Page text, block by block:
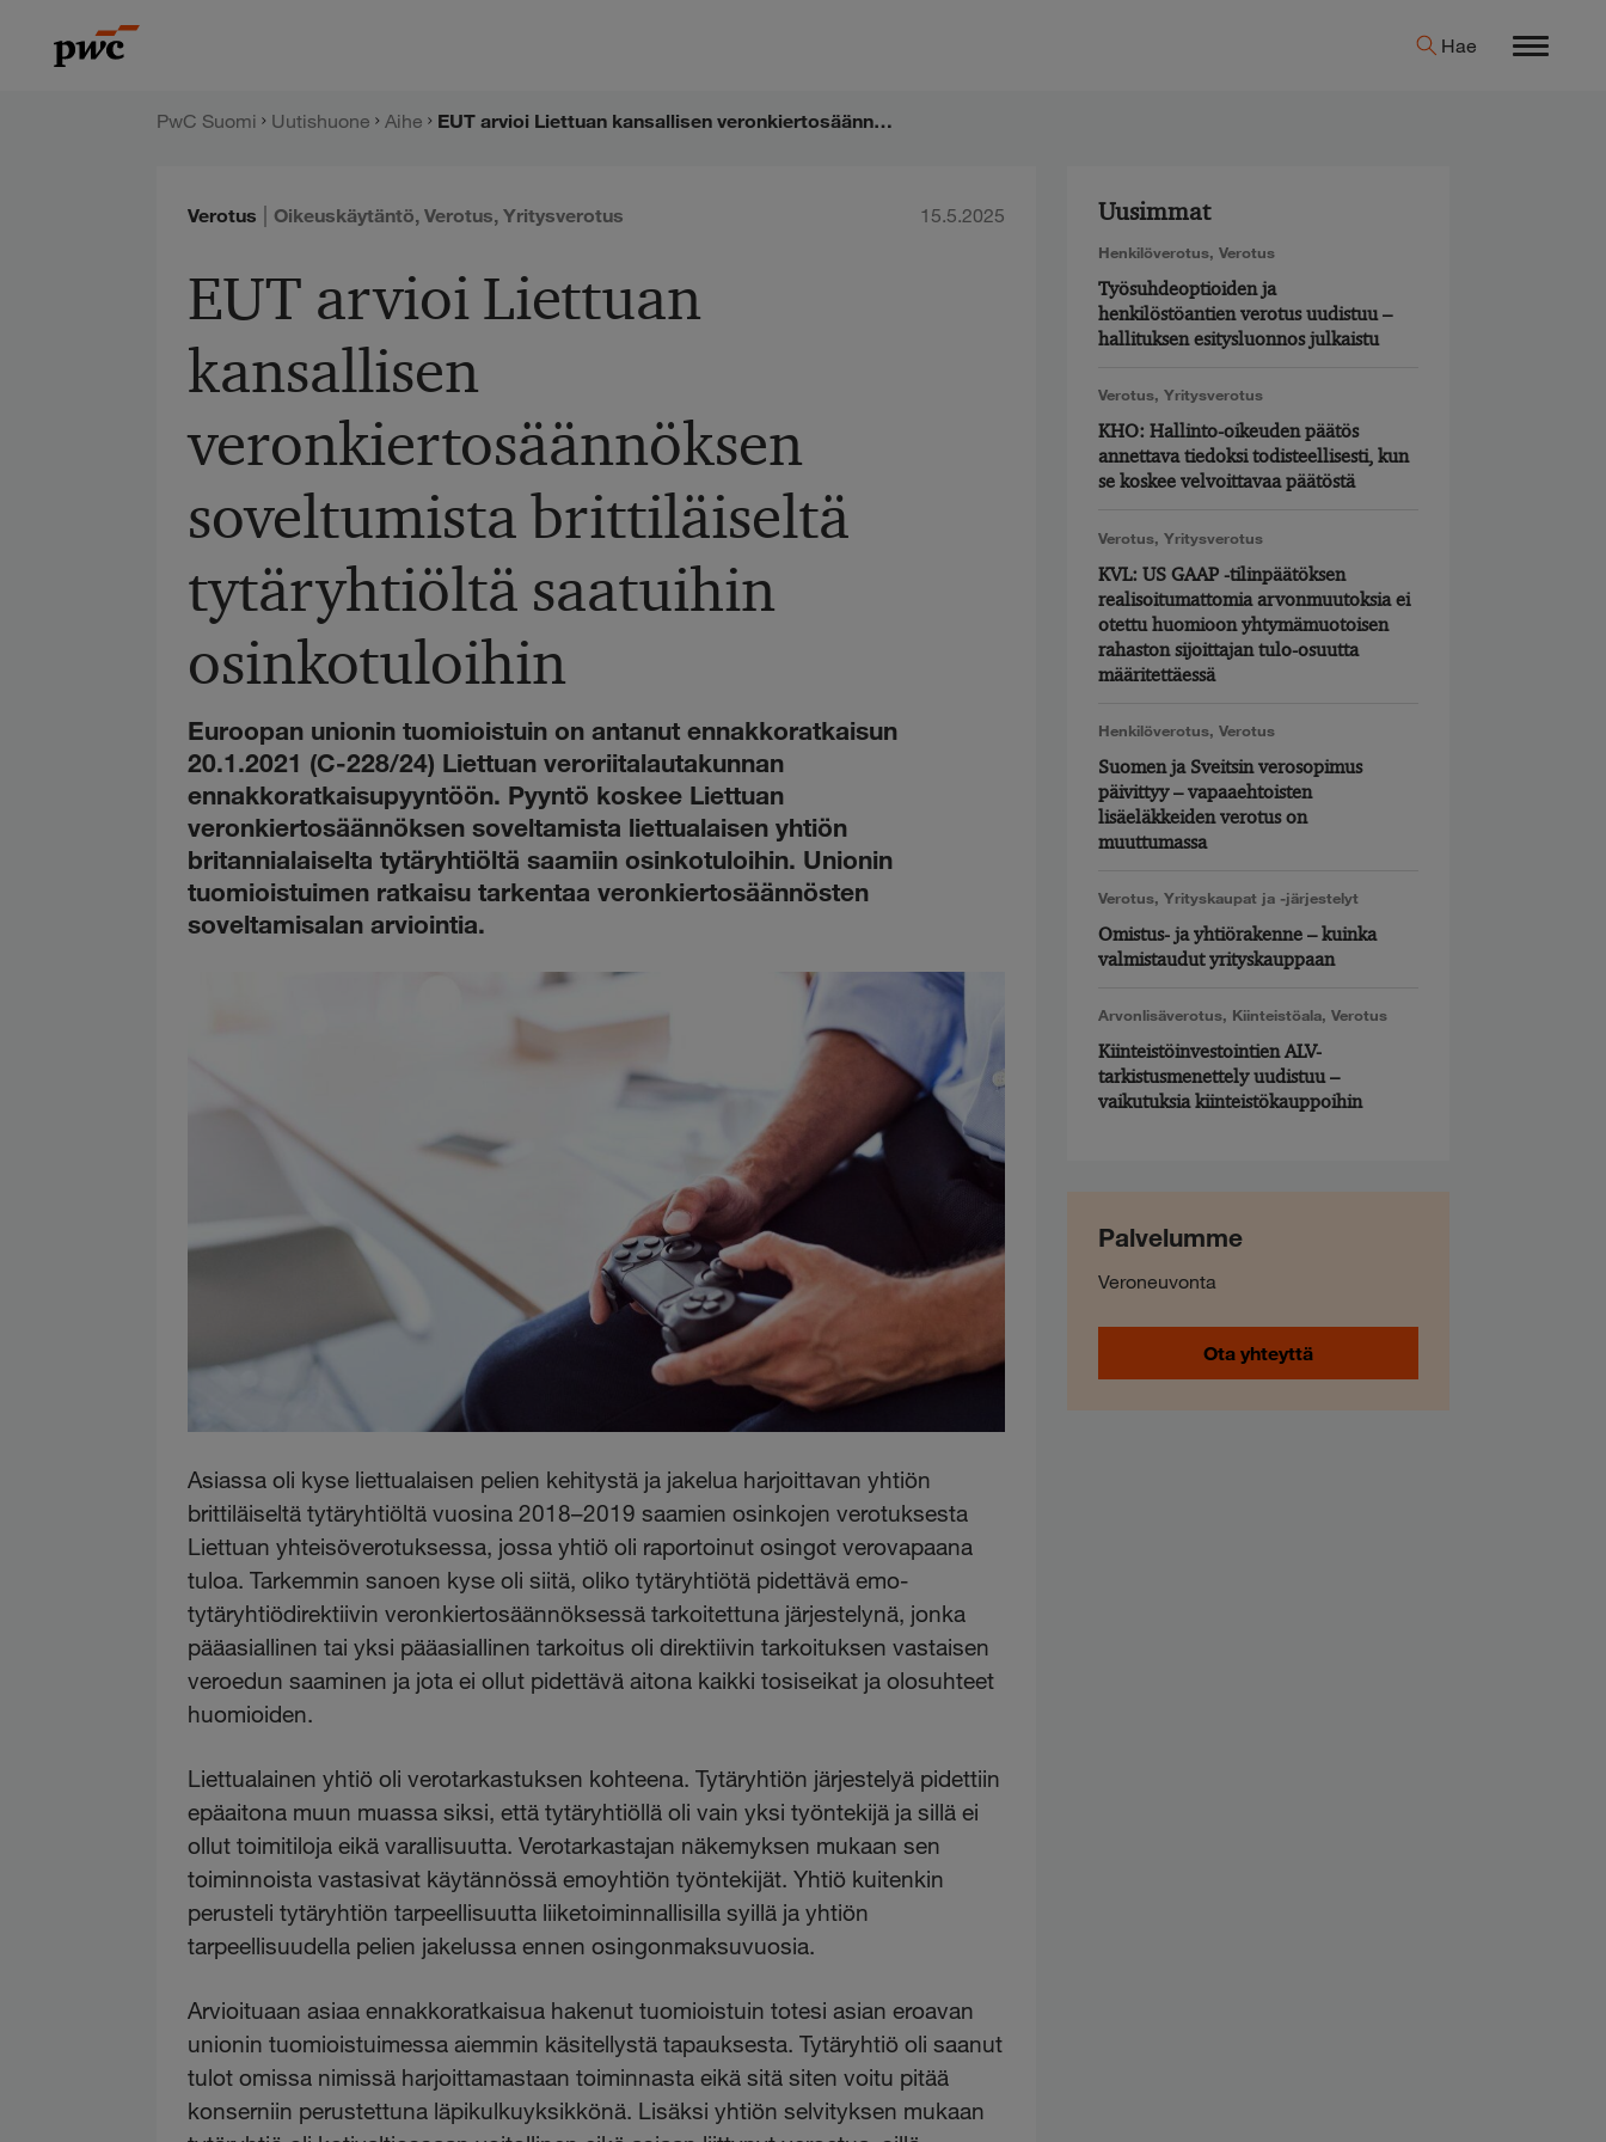
sisältöön
PwC:n
Hae Menu
PwC Suomi Uutishuone Aihe EUT arvioi Liettuan kansallisen veronkiertosäännöksen soveltumista brittiläiseltä tytäryhtiöltä saatuihin osinkotuloihin
Verotus | Oikeuskäytäntö,Verotus,Yritysverotus 15.5.2025
EUT arvioi Liettuan
kansallisen
veronkiertosäännöksen
soveltumista brittiläiseltä
tytäryhtiöltä saatuihin
osinkotuloihin
Euroopan unionin tuomioistuin on antanut ennakkoratkaisun
20.1.2021 (C-228/24) Liettuan veroriitalautakunnan
ennakkoratkaisupyyntöön. Pyyntö koskee Liettuan
veronkiertosäännöksen soveltamista liettualaisen yhtiön
britannialaiselta tytäryhtiöltä saamiin osinkotuloihin. Unionin
tuomioistuimen ratkaisu tarkentaa veronkiertosäännösten
soveltamisalan arviointia.
Asiassa oli kyse liettualaisen pelien kehitystä ja jakelua harjoittavan yhtiön
brittiläiseltä tytäryhtiöltä vuosina 2018–2019 saamien osinkojen verotuksesta
Liettuan yhteisöverotuksessa, jossa yhtiö oli raportoinut osingot verovapaana
tuloa. Tarkemmin sanoen kyse oli siitä, oliko tytäryhtiötä pidettävä emo-
tytäryhtiödirektiivin veronkiertosäännöksessä tarkoitettuna järjestelynä, jonka
pääasiallinen tai yksi pääasiallinen tarkoitus oli direktiivin tarkoituksen vastaisen
veroedun saaminen ja jota ei ollut pidettävä aitona kaikki tosiseikat ja olosuhteet
huomioiden.
Liettualainen yhtiö oli verotarkastuksen kohteena. Tytäryhtiön järjestelyä pidettiin
epäaitona muun muassa siksi, että tytäryhtiöllä oli vain yksi työntekijä ja sillä ei
ollut toimitiloja eikä varallisuutta. Verotarkastajan näkemyksen mukaan sen
toiminnoista vastasivat käytännössä emoyhtiön työntekijät. Yhtiö kuitenkin
perusteli tytäryhtiön tarpeellisuutta liiketoiminnallisilla syillä ja yhtiön
tarpeellisuudella pelien jakelussa ennen osingonmaksuvuosia.
Arvioituaan asiaa ennakkoratkaisua hakenut tuomioistuin totesi asian eroavan
unionin tuomioistuimessa aiemmin käsitellystä tapauksesta. Tytäryhtiö oli saanut
tulot omissa nimissä harjoittamastaan toiminnasta eikä sitä siten voitu pitää
konserniin perustettuna läpikulkuyksikkönä. Lisäksi yhtiön selvityksen mukaan
Uusimmat
Henkilöverotus,Verotus
Työsuhdeoptioiden ja
henkilöstöantien verotus uudistuu –
hallituksen esitysluonnos julkaistu
Verotus,Yritysverotus
KHO: Hallinto-oikeuden päätös
annettava tiedoksi todisteellisesti, kun
se koskee velvoittavaa päätöstä
Verotus,Yritysverotus
KVL: US GAAP -tilinpäätöksen
realisoitumattomia arvonmuutoksia ei
otettu huomioon yhtymämuotoisen
rahaston sijoittajan tulo-osuutta
määritettäessä
Henkilöverotus,Verotus
Suomen ja Sveitsin verosopimus
päivittyy – vapaaehtoisten
lisäeläkkeiden verotus on
muuttumassa
Verotus,Yrityskaupat ja -järjestelyt
Omistus- ja yhtiörakenne – kuinka
valmistaudut yrityskauppaan
Arvonlisäverotus, Kiinteistöala,Verotus
Kiinteistöinvestointien ALV-
tarkistusmenettely uudistuu –
vaikutuksia kiinteistökauppoihin
Palvelumme
Veroneuvonta
Ota yhteyttä